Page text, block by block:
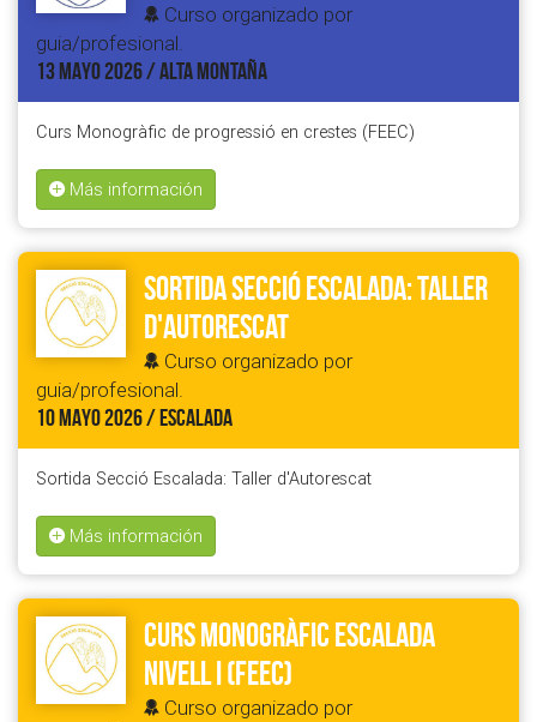
Curso organizado por
guia/profesional.
13 MAYO 2026 / ALTA MONTAÑA
Curs Monogràfic de progressió en crestes (FEEC)
Más información
Sortida Secció Escalada: Taller
d'Autorescat
Curso organizado por
guia/profesional.
10 MAYO 2026 / ESCALADA
Sortida Secció Escalada: Taller d'Autorescat
Más información
Curs Monogràfic Escalada
Nivell I (FEEC)
Curso organizado por